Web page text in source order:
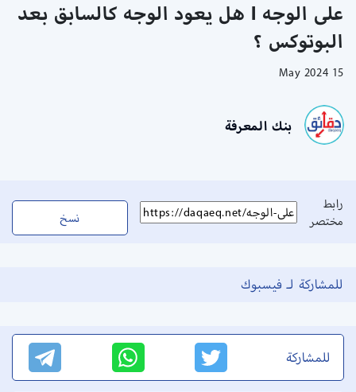
على الوجه l هل يعود الوجه كالسابق بعد
البوتوكس ؟
15 May 2024
بنك المعرفة
رابط
مختصر
نسخ
للمشاركة لـ فيسبوك
للمشاركة